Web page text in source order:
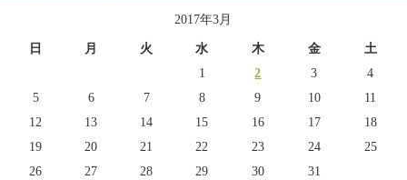
2017年3月
日 月 火 水 木 金
土
1
2 3
4
5
6 7 8 9 10
11
12
13 14 15 16 17
18
19
20 21 22 23 24
25
26
27 28 29 30 31